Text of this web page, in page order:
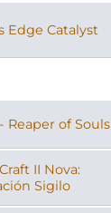
Edge Catalyst
Reaper of Souls
II Nova:
Sigilo